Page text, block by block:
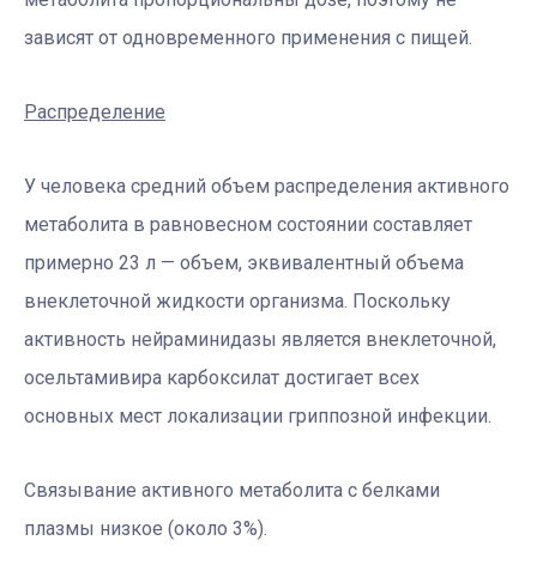
зависят от одновременного применения с пищей.
Распределение
У человека средний объем распределения активного
метаболита в равновесном состоянии составляет
примерно 23 л — объем, эквивалентный объема
внеклеточной жидкости организма. Поскольку
активность нейраминидазы является внеклеточной,
осельтамивира карбоксилат достигает всех
основных мест локализации гриппозной инфекции.
Связывание активного метаболита с белками
плазмы низкое (около 3%).